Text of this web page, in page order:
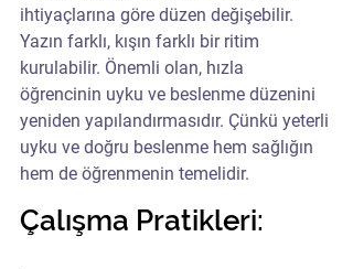
ihtiyaçlarına göre düzen değişebilir.
Yazın farklı, kışın farklı bir ritim
kurulabilir. Önemli olan, hızla
öğrencinin uyku ve beslenme düzenini
yeniden yapılandırmasıdır. Çünkü yeterli
uyku ve doğru beslenme hem sağlığın
hem de öğrenmenin temelidir.
Çalışma Pratikleri: